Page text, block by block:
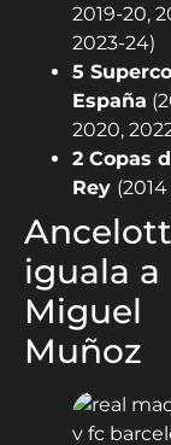
2019-20,
2023-24)
5
España
2020,
2 Copas
Rey
iguala a
Miguel
Muñoz